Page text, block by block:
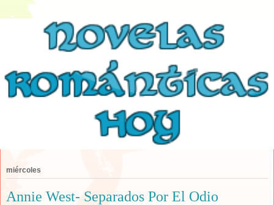
miércoles
Annie West- Separados Por El Odio